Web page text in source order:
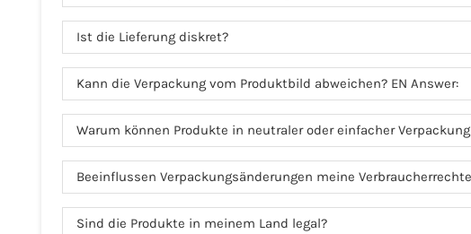
Ist die Lieferung diskret?
Kann die Verpackung vom Produktbild abweichen? EN Answer:
Warum können Produkte in neutraler oder einfacher
Beeinflussen Verpackungsänderungen meine
Sind die Produkte in meinem Land legal?